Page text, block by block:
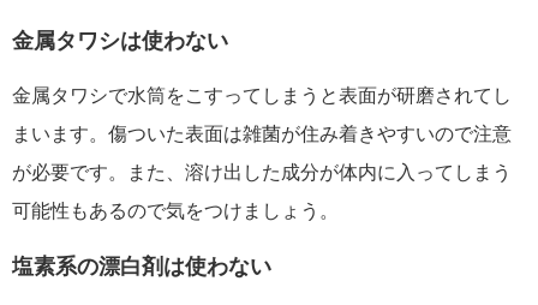
金属タワシは使わない
金属タワシで水筒をこすってしまうと表面が研磨されてし
まいます。傷ついた表面は雑菌が住み着きやすいので注意
が必要です。
また、溶け出した成分が体内に入ってしまう
可能性もあるので気をつけましょう。
塩素系の漂白剤は使わない